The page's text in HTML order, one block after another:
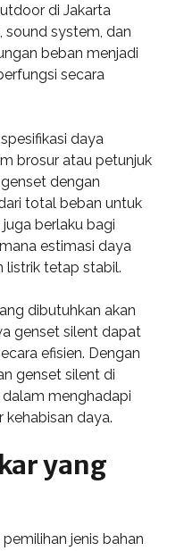
di Jakarta
sound system, dan
beban menjadi
secara
daya
brosur atau petunjuk
dengan
total beban untuk
berlaku bagi
estimasi daya
listrik tetap stabil.
dibutuhkan akan
genset silent dapat
efisien. Dengan
genset silent di
dalam menghadapi
kehabisan daya.
yang
jenis bahan